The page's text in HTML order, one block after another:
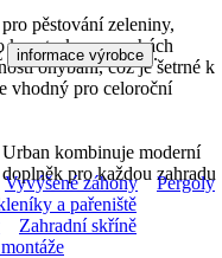
pěstování zeleniny,
na nohách
ohýbání, což je šetrné k
vhodný pro celoroční
kombinuje moderní
pro každou zahradu
informace výrobce .
Vyvýšené záhony
Pergoly
a pařeniště
Zahradní skříně